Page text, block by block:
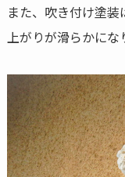
また、吹き付け塗
上がりが滑らかにな